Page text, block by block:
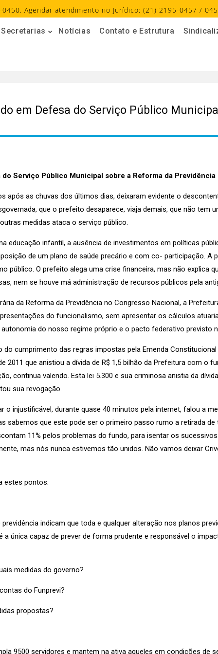
0450. Agendar atendimento no Jurídico: (21) 2195-0457 /
Secretarias Notícias Contato e Estrutura
em Defesa do Serviço Público
Serviço Público Municipal sobre a Reforma da Previdência
após as chuvas dos últimos dias, deixaram evidente o
que o prefeito desaparece, viaja demais, que não tem
medidas ataca o serviço público.
educação infantil, a ausência de investimentos em políticas
de um plano de saúde precário e com co- participação. A
público. O prefeito alega uma crise financeira, mas não explica
nem se houve má administração de recursos públicos pela
da Reforma da Previdência no Congresso Nacional, a
do funcionalismo, sem apresentar os cálculos
do nosso regime próprio e o pacto federativo previsto
do cumprimento das regras impostas pela Emenda
2011 que anistiou a dívida de R$ 1,5 bilhão da Prefeitura com o
continua valendo. Esta lei 5.300 e sua criminosa anistia da
sua revogação.
o injustificável, durante quase 40 minutos pela internet, falou a
sabemos que este pode ser o primeiro passo rumo a retirada
11% pelos problemas do fundo, para isentar os
mas nós nunca estivemos tão unidos. Não vamos deixar
estes pontos:
indicam que toda e qualquer alteração nos planos
a única capaz de prever de forma prudente e responsável o
medidas do governo?
do Funprevi?
propostas?
9500 servidores e mantem na ativa aqueles em condições de